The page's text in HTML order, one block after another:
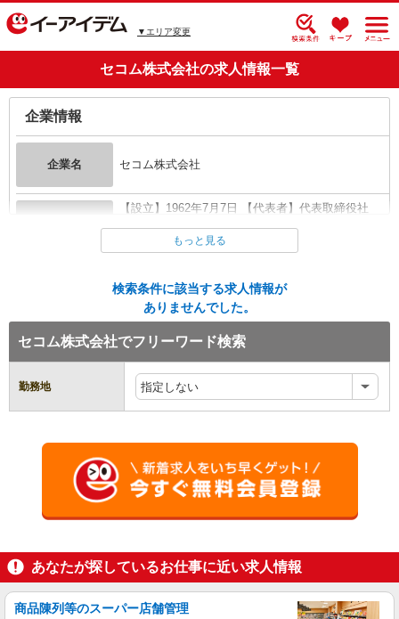
▼エリア変更
セコム株式会社の求人情報一覧
企業情報
企業名 セコム株式会社
【設立】1962年7月7日 【代表者】代表取締役社
〒150-0001 東京都渋谷区神宮前1-5-1
URL https://www.secom.co.jp/
もっと見る
検索条件に該当する求人情報が
ありませんでした。
セコム株式会社でフリーワード検索
勤務地 指定しない
あなたが探しているお仕事に近い求人情報
商品陳列等のスーパー店舗管理